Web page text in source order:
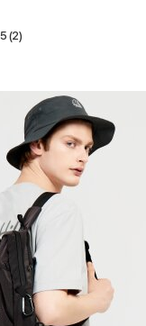
5 (2)